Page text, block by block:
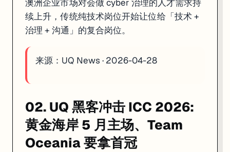
澳洲企业市场对会做 cyber 治理的人才需求持
续上升，传统纯技术岗位开始让位给「技术 +
治理 + 沟通」的复合岗位。
来源： UQ News · 2026-04-28
02. UQ 黑客冲击 ICC 2026:
黄金海岸 5 月主场、Team
Oceania 要拿首冠